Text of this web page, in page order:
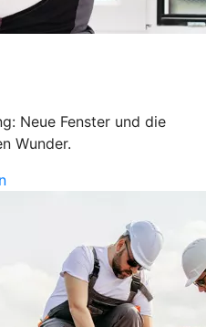
Neue Fenster und die
Wunder.